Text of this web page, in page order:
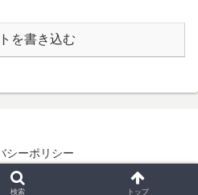
を書き込む
シーポリシー
イラレノテラコヤ.
検索 トップ